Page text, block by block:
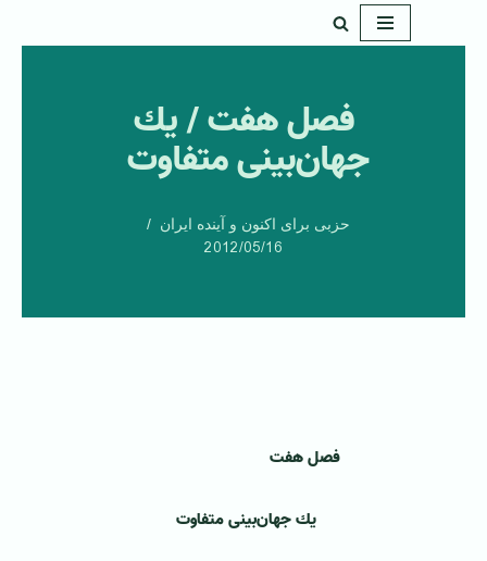
فصل هفت‏ / يك
جهان‌بينی متفاوت ‏
حزبی برای اکنون و آینده ایران
2012/05/16
فصل هفت‏
يك جهان‌بينی متفاوت ‏